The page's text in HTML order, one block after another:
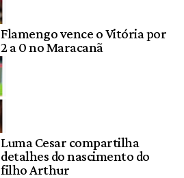
Flamengo vence o Vitória por
2 a 0 no Maracanã
Luma Cesar compartilha
detalhes do nascimento do
filho Arthur